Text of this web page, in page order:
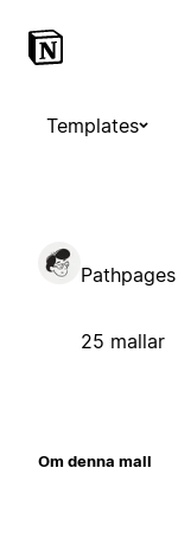
Templates
Pathpages
25 mallar
Om denna mall